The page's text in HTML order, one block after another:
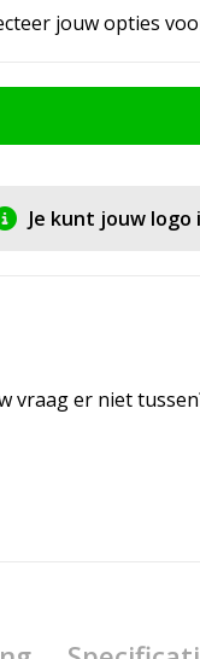
jouw opties
Je kunt jouw
vraag er niet